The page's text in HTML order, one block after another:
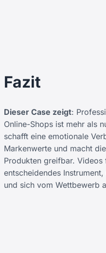
Fazit
Dieser Case zeigt:
Online-Shops ist mehr als
schafft eine emotionale
Markenwerte und macht
Produkten greifbar.
entscheidendes
und sich vom Wettbewerb